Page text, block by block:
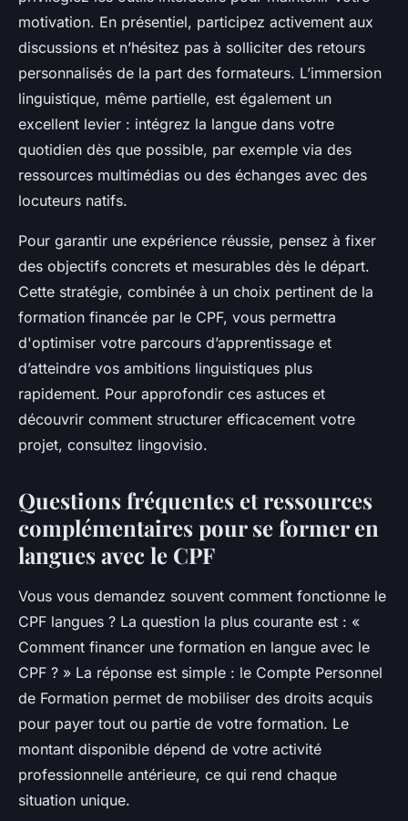
motivation. En présentiel, participez activement aux
discussions et n’hésitez pas à solliciter des retours
personnalisés de la part des formateurs. L’immersion
linguistique, même partielle, est également un
excellent levier : intégrez la langue dans votre
quotidien dès que possible, par exemple via des
ressources multimédias ou des échanges avec des
locuteurs natifs.
Pour garantir une expérience réussie, pensez à fixer
des objectifs concrets et mesurables dès le départ.
Cette stratégie, combinée à un choix pertinent de la
formation financée par le CPF, vous permettra
d'optimiser votre parcours d’apprentissage et
d’atteindre vos ambitions linguistiques plus
rapidement. Pour approfondir ces astuces et
découvrir comment structurer efficacement votre
projet, consultez lingovisio.
Questions fréquentes et ressources
complémentaires pour se former en
langues avec le CPF
Vous vous demandez souvent comment fonctionne le
CPF langues ? La question la plus courante est : «
Comment financer une formation en langue avec le
CPF ? » La réponse est simple : le Compte Personnel
de Formation permet de mobiliser des droits acquis
pour payer tout ou partie de votre formation. Le
montant disponible dépend de votre activité
professionnelle antérieure, ce qui rend chaque
situation unique.